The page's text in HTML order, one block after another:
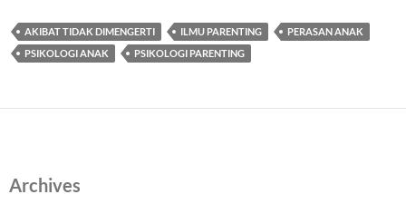
AKIBAT TIDAK DIMENGERTI ILMU PARENTING
PERASAN ANAK
PSIKOLOGI ANAK
PSIKOLOGI PARENTING
Archives